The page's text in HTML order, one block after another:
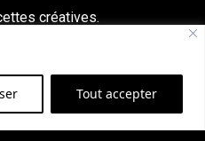
Tout accepter
créatives.
d’une soirée